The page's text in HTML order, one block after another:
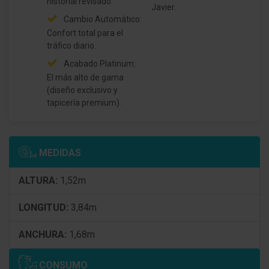
Sistema de airbag para la cabeza (Airbag de la
ventana)
asa Techo interior delante derecha
Acabado interior: Tela Castiglio
Asiento delante izquierda Mec. regulable en altura
Cierre centralizado con Mando a distancia
Inmovilizador (electrónico)
Enchufe (enchufe 12V) en del consola central
Anclajes Isofix para Asiento para niños
Portavasos delante y detrás
Cambio Automático:
Confort total para el
tráfico diario.
Acabado Platinum:
El más alto de gama
(diseño exclusivo y
tapicería premium).
Javier.
MEDIDAS
ALTURA: 1,52m
LONGITUD: 3,84m
ANCHURA: 1,68m
CONSUMO